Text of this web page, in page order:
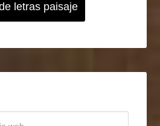
letras paisaje